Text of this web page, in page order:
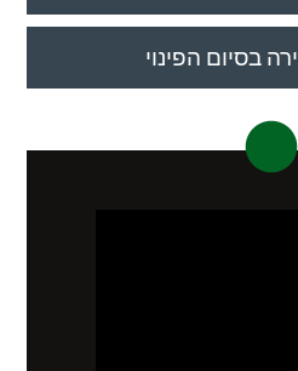
בסיום הפינוי